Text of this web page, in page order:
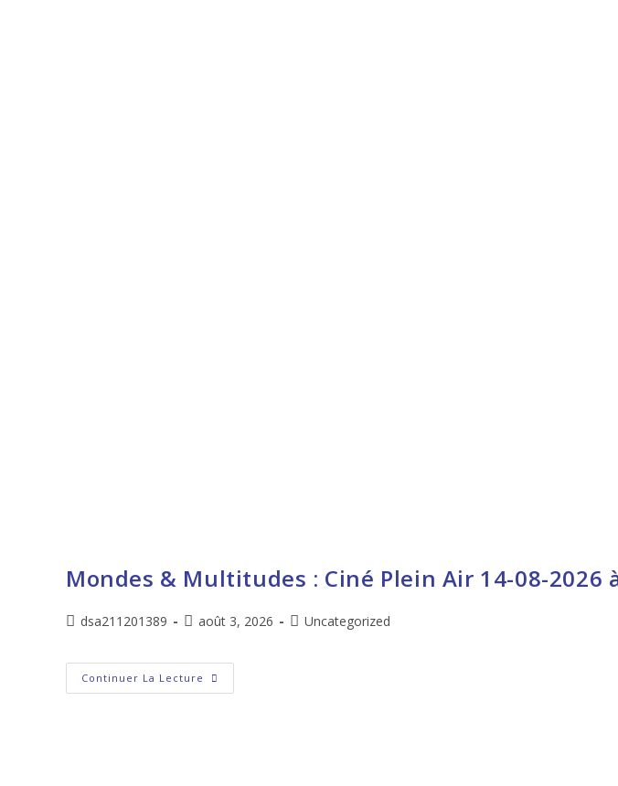
Mondes & Multitudes : Ciné Plein Air 14-08-2026
dsa211201389 août 3, 2026 Uncategorized
Continuer La Lecture